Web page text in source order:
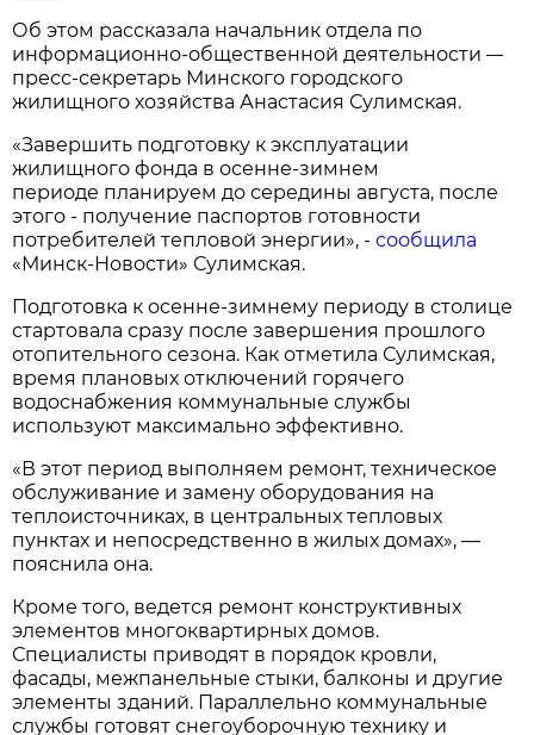
Об этом рассказала начальник отдела по
информационно-общественной деятельности—
пресс-секретарь Минского городского
жилищного хозяйства Анастасия Сулимская.
«Завершить подготовку к эксплуатации
жилищного фонда в осенне-зимнем
периоде планируем до середины августа, после
этого - получение паспортов готовности
потребителей тепловой энергии», -сообщила
«Минск-Новости» Сулимская.
Подготовка к осенне-зимнему периоду в столице
стартовала сразу после завершения прошлого
отопительного сезона. Как отметила Сулимская,
время плановых отключений горячего
водоснабжения коммунальные службы
используют максимально эффективно.
«В этот период выполняем ремонт, техническое
обслуживание и замену оборудования на
теплоисточниках, в центральных тепловых
пунктах и непосредственно в жилых домах», —
пояснила она.
Кроме того, ведется ремонт конструктивных
элементов многоквартирных домов.
Специалисты приводят в порядок кровли,
фасады, межпанельные стыки, балконы и другие
элементы зданий. Параллельно коммунальные
службы готовят снегоуборочную технику и